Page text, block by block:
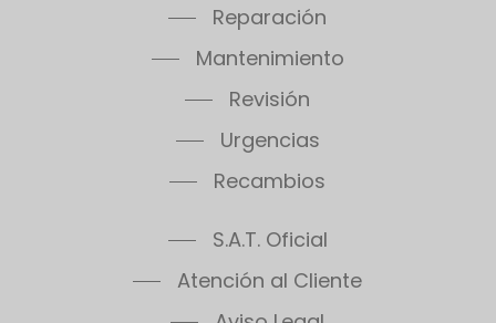
Reparación
Mantenimiento
Revisión
Urgencias
Recambios
S.A.T. Oficial
Atención al Cliente